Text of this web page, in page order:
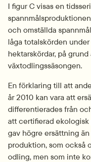
I figur C visas en
och omställda
låga totalskörden
hektarskördar, på
växtodlingssäsongen.
En förklaring till att
år 2010 kan vara att
differentierades från
att certifierad
gav högre ersättning
produktion, som också
odling, men som inte